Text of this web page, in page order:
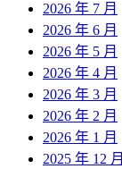
2026 年 7 月
2026 年 6 月
2026 年 5 月
2026 年 4 月
2026 年 3 月
2026 年 2 月
2026 年 1 月
2025 年 12 月